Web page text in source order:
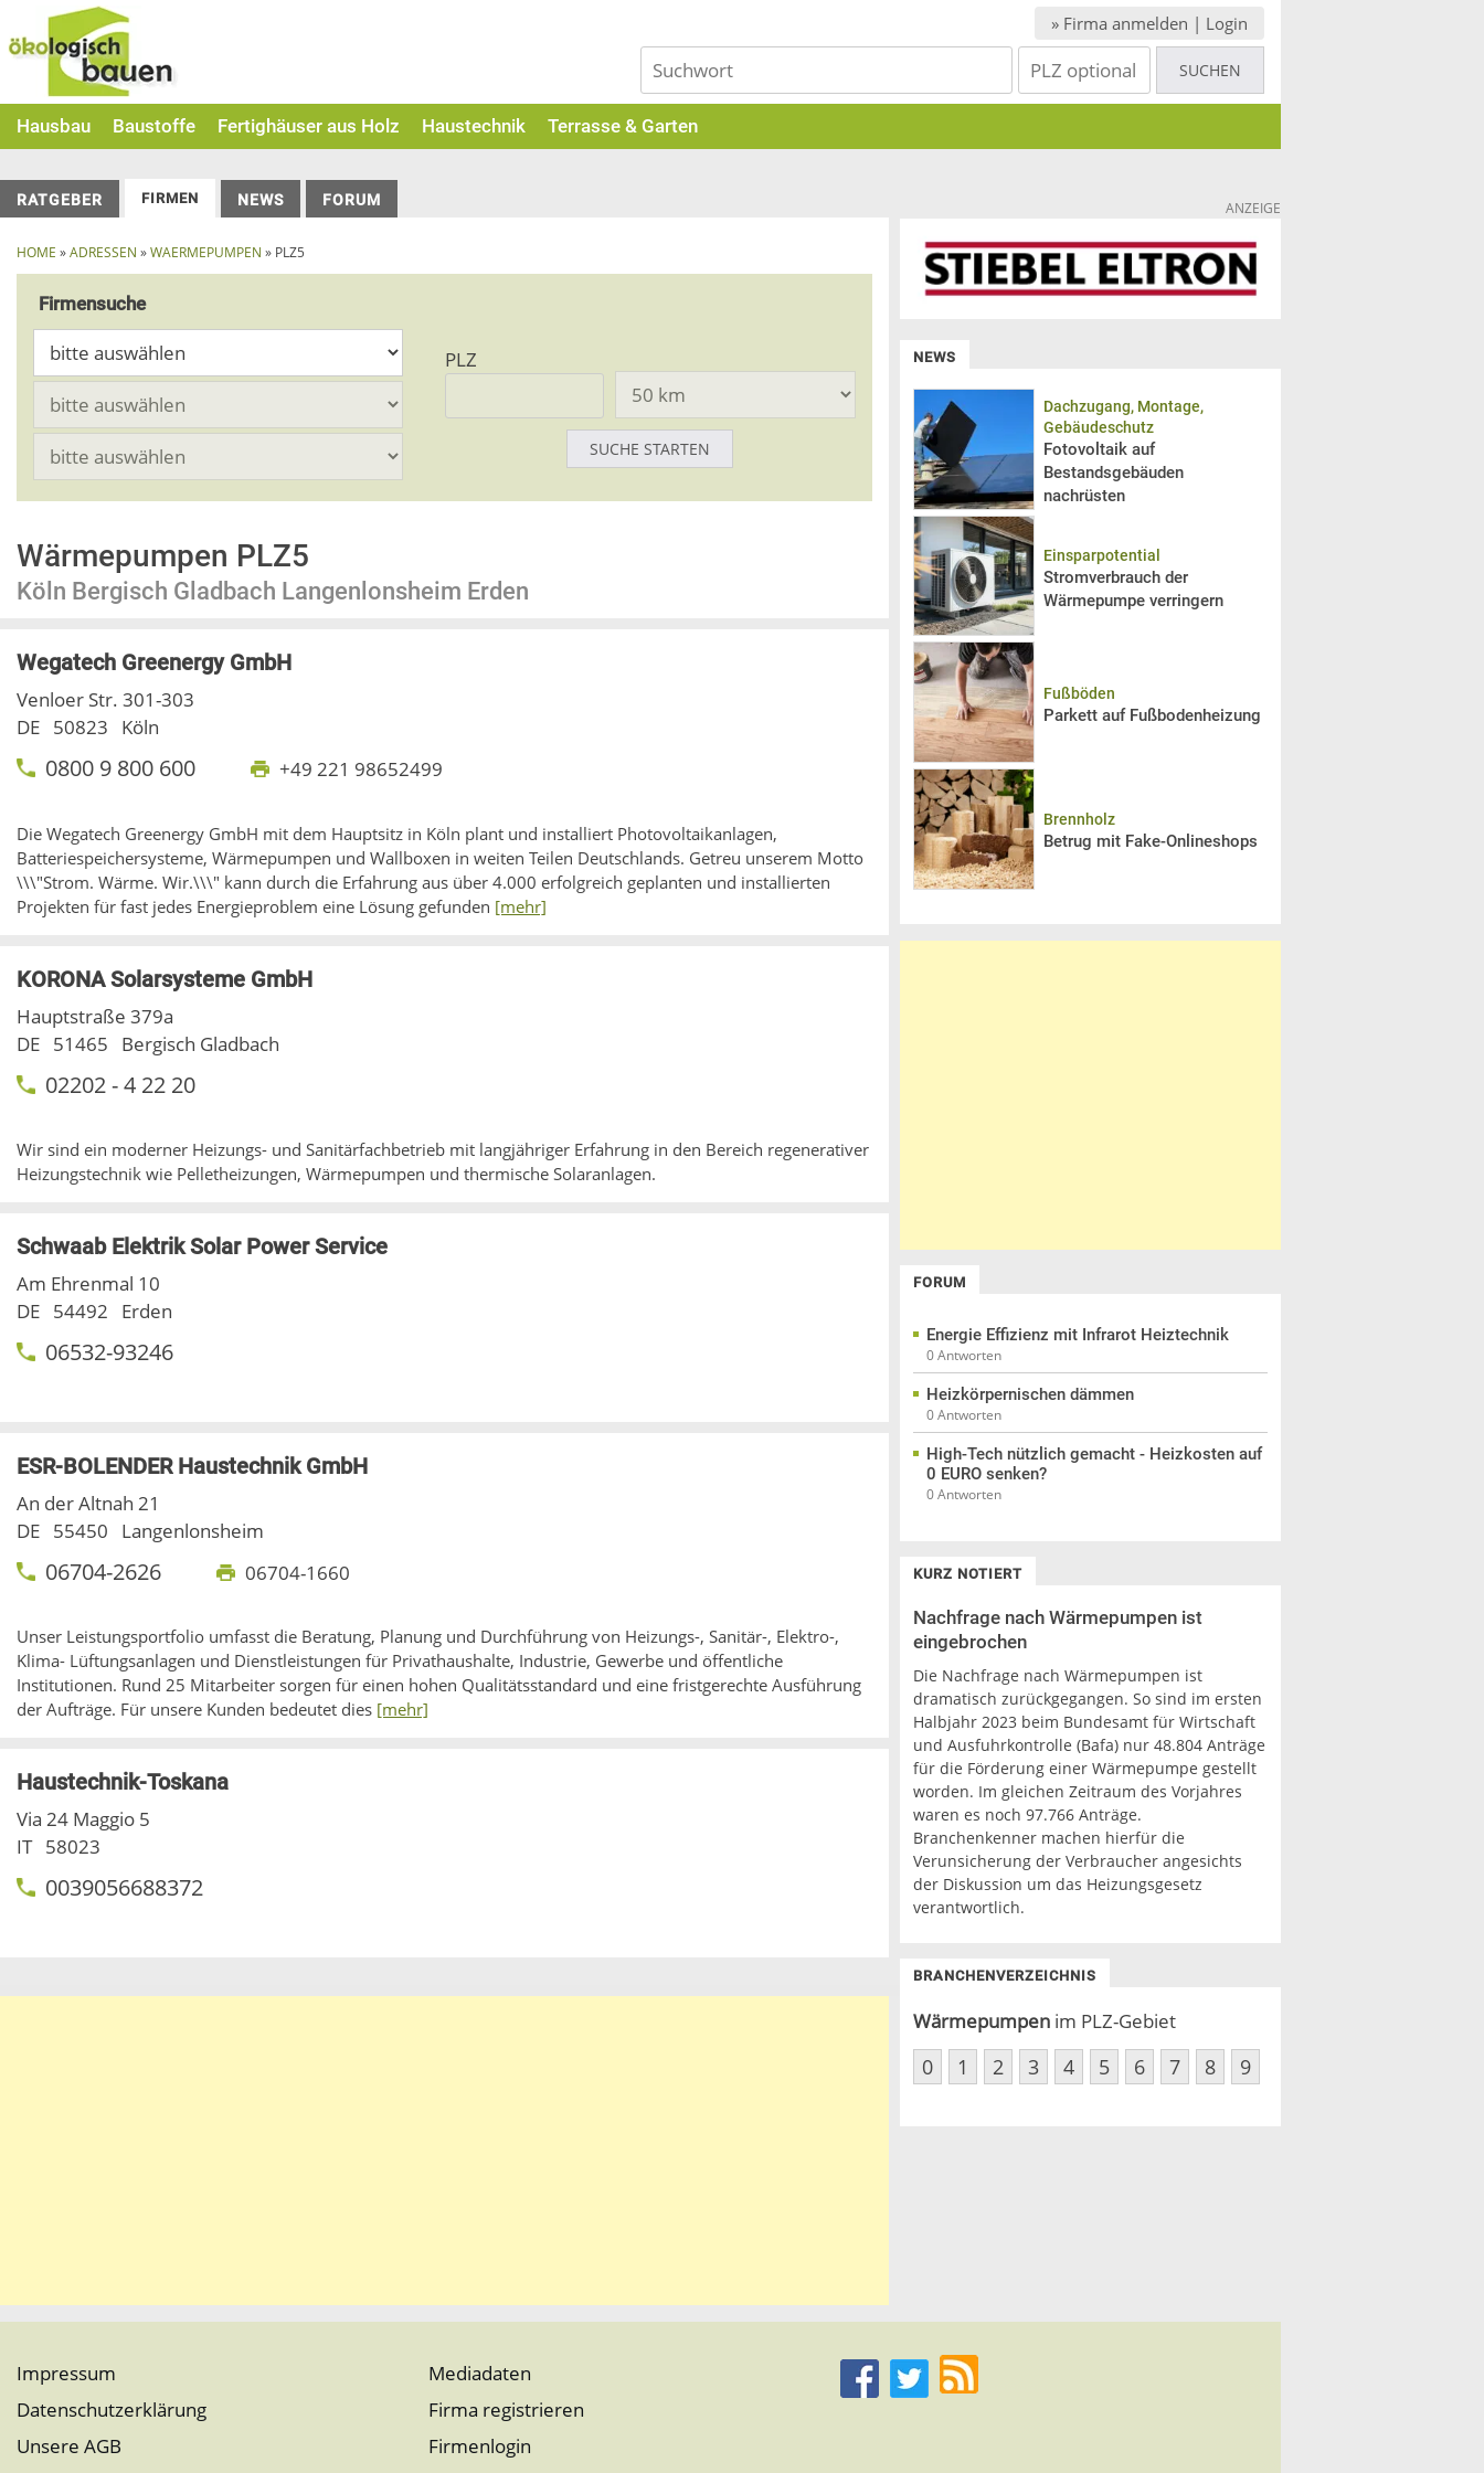
to
content
» Firma anmelden | Login
Hausbau Baustoffe Fertighäuser aus Holz Haustechnik Terrasse & Garten
RATGEBER FIRMEN NEWS FORUM
HOME »ADRESSEN »WAERMEPUMPEN » PLZ5
Firmensuche
PLZ
Wärmepumpen PLZ5
Köln Bergisch Gladbach Langenlonsheim Erden
Wegatech Greenergy GmbH
Venloer Str. 301-303
DE 50823 Köln
0800 9 800 600 +49 221 98652499
Die Wegatech Greenergy GmbH mit dem Hauptsitz in Köln plant und installiert Photovoltaikanlagen,
Batteriespeichersysteme, Wärmepumpen und Wallboxen in weiten Teilen Deutschlands. Getreu unserem Motto
\\\"Strom. Wärme. Wir.\\\" kann durch die Erfahrung aus über 4.000 erfolgreich geplanten und installierten
Projekten für fast jedes Energieproblem eine Lösung gefunden [mehr]
KORONA Solarsysteme GmbH
Hauptstraße 379a
DE 51465 Bergisch Gladbach
02202 - 4 22 20
Wir sind ein moderner Heizungs- und Sanitärfachbetrieb mit langjähriger Erfahrung in den Bereich regenerativer
Heizungstechnik wie Pelletheizungen, Wärmepumpen und thermische Solaranlagen.
Schwaab Elektrik Solar Power Service
Am Ehrenmal 10
DE 54492 Erden
06532-93246
ESR-BOLENDER Haustechnik GmbH
An der Altnah 21
DE 55450 Langenlonsheim
06704-2626 06704-1660
Unser Leistungsportfolio umfasst die Beratung, Planung und Durchführung von Heizungs-, Sanitär-, Elektro-,
Klima- Lüftungsanlagen und Dienstleistungen für Privathaushalte, Industrie, Gewerbe und öffentliche
Institutionen. Rund 25 Mitarbeiter sorgen für einen hohen Qualitätsstandard und eine fristgerechte Ausführung
der Aufträge. Für unsere Kunden bedeutet dies [mehr]
Haustechnik-Toskana
Via 24 Maggio 5
IT 58023
0039056688372
ANZEIGE
NEWS
Dachzugang, Montage,
Gebäudeschutz
Fotovoltaik auf
Bestandsgebäuden
nachrüsten
Einsparpotential
Stromverbrauch der
Wärmepumpe verringern
Fußböden
Parkett auf Fußbodenheizung
Brennholz
Betrug mit Fake-Onlineshops
FORUM
Energie Effizienz mit Infrarot Heiztechnik
0 Antworten
Heizkörpernischen dämmen
0 Antworten
High-Tech nützlich gemacht - Heizkosten auf
0 EURO senken?
0 Antworten
KURZ NOTIERT
Nachfrage nach Wärmepumpen ist
eingebrochen
Die Nachfrage nach Wärmepumpen ist
dramatisch zurückgegangen. So sind im ersten
Halbjahr 2023 beim Bundesamt für Wirtschaft
und Ausfuhrkontrolle (Bafa) nur 48.804 Anträge
für die Förderung einer Wärmepumpe gestellt
worden. Im gleichen Zeitraum des Vorjahres
waren es noch 97.766 Anträge.
Branchenkenner machen hierfür die
Verunsicherung der Verbraucher angesichts
der Diskussion um das Heizungsgesetz
verantwortlich.
BRANCHENVERZEICHNIS
Wärmepumpen im PLZ-Gebiet
0 1 2 3 4 5 6 7 8 9
Impressum
Datenschutzerklärung
Unsere AGB
Mediadaten
Firma registrieren
Firmenlogin